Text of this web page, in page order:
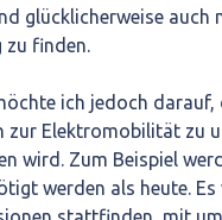
glücklicherweise auch
zu finden.
ich jedoch darauf,
zur Elektromobilität zu
wird. Zum Beispiel
werden als heute.